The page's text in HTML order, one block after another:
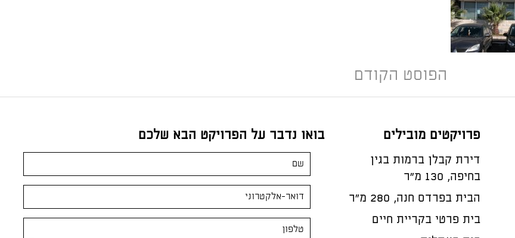
הפוסט הקודם
פרויקטים מובילים
דירת קבלן ברמות בגין
בחיפה, 130 מ"ר
הבית בפרדס חנה, 280 מ״ר
בית פרטי בקריית חיים
בואו נדבר על הפרויקט הבא שלכם